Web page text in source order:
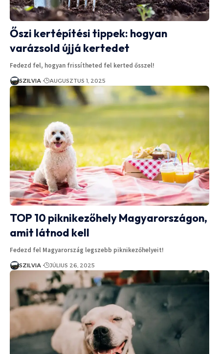
Őszi kertépítési tippek: hogyan
varázsold újjá kertedet
Fedezd fel, hogyan frissítheted fel kerted ősszel!
SZILVIA AUGUSZTUS 1, 2025
TOP 10 piknikezőhely Magyarországon,
amit látnod kell
Fedezd fel Magyarország legszebb piknikezőhelyeit!
SZILVIA JÚLIUS 26, 2025